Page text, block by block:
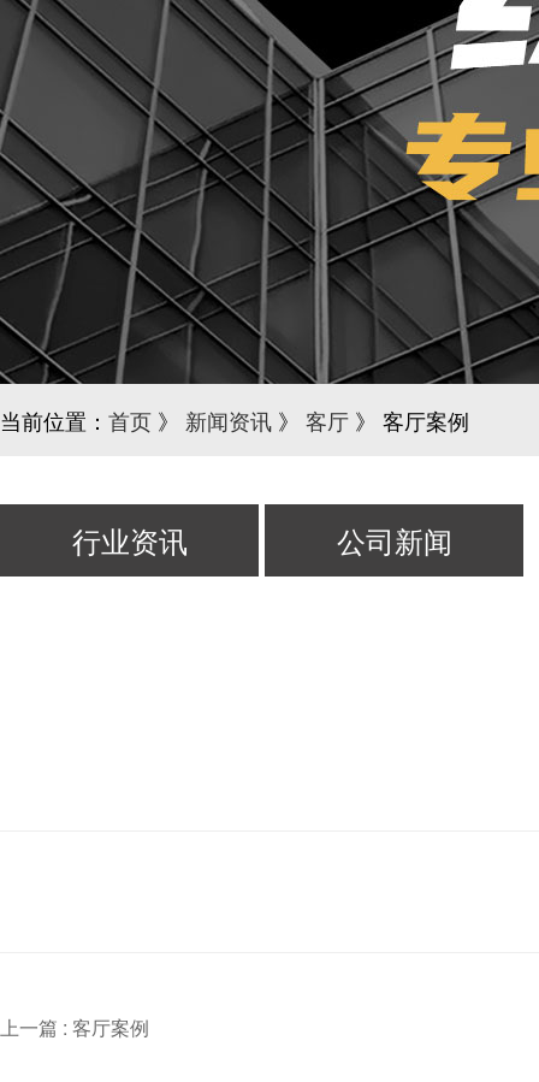
当前位置： 首页 》 新闻资讯 》 客厅 》 客厅案例
行业资讯 公司新闻
上一篇 : 客厅案例